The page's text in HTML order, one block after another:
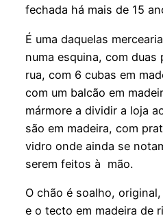
fechada há mais de 15
É uma daquelas
numa esquina, com duas
rua, com 6 cubas em
com um balcão em
mármore a dividir a loja
são em madeira, com
vidro onde ainda se
serem feitos à mão.
O chão é soalho,
e o tecto em madeira de